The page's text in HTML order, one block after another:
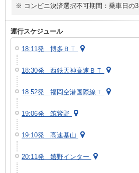
※ コンビニ決済選択不可期間：乗車日の3
運行スケジュール
18:11発 博多ＢＴ
18:30発 西鉄天神高速ＢＴ
18:52発 福岡空港国際線Ｔ
19:06発 筑紫野
19:10発 高速基山
20:11発 嬉野インター